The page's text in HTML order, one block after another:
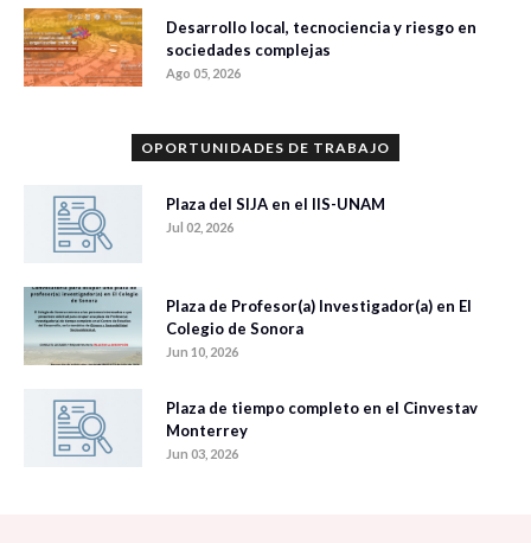
Desarrollo local, tecnociencia y riesgo en
sociedades complejas
Ago 05, 2026
OPORTUNIDADES DE TRABAJO
Plaza del SIJA en el IIS-UNAM
Jul 02, 2026
Plaza de Profesor(a) Investigador(a) en El
Colegio de Sonora
Jun 10, 2026
Plaza de tiempo completo en el Cinvestav
Monterrey
Jun 03, 2026